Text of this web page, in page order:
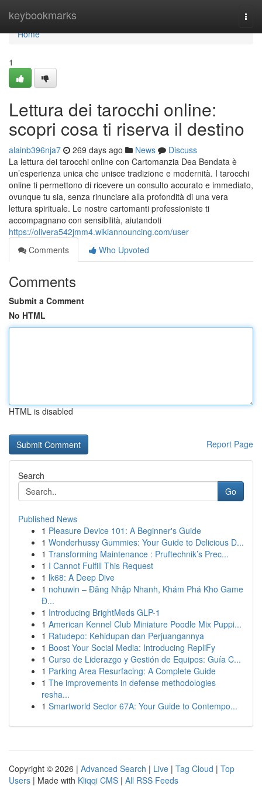
keybookmarks
Home
Home
1
Lettura dei tarocchi online:
scopri cosa ti riserva il destino
alainb396nja7 269 days ago News
Discuss
La lettura dei tarocchi online con Cartomanzia Dea Bendata è
un’esperienza unica che unisce tradizione e modernità. I tarocchi
online ti permettono di ricevere un consulto accurato e immediato,
ovunque tu sia, senza rinunciare alla profondità di una vera
lettura spirituale. Le nostre cartomanti professioniste ti
accompagnano con sensibilità, aiutandoti
https://olivera542jmm4.wikiannouncing.com/user
Comments
Who Upvoted
Comments
Submit a Comment
No HTML
HTML is disabled
Report Page
Search
Go
Published News
1 Pleasure Device 101: A Beginner's Guide
1 Wonderhussy Gummies: Your Guide to Delicious D...
1 Transforming Maintenance : Pruftechnik’s Prec...
1 I Cannot Fulfill This Request
1 lk68: A Deep Dive
1 nohuwin – Đăng Nhập Nhanh, Khám Phá Kho Game
Đ...
1 Introducing BrightMeds GLP-1
1 American Kennel Club Miniature Poodle Mix Puppi...
1 Ratudepo: Kehidupan dan Perjuangannya
1 Boost Your Social Media: Introducing RepliFy
1 Curso de Liderazgo y Gestión de Equipos: Guía C...
1 Parking Area Resurfacing: A Complete Guide
1 The improvements in defense methodologies
resha...
1 Smartworld Sector 67A: Your Guide to Contempo...
Copyright © 2026 | Advanced Search | Live | Tag Cloud | Top
Users | Made with Kliqqi CMS | All RSS Feeds